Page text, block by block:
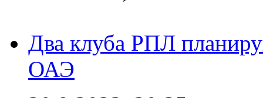
Два клуба РПЛ
ОАЭ